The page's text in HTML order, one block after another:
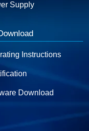
Supply
Instructions
Download